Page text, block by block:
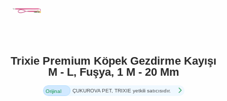
Trixie Premium Köpek Gezdirme Kayışı
M - L, Fuşya, 1 M - 20 Mm
Orijinal
ÇUKUROVA PET, TRIXIE yetkili satıcısıdır.